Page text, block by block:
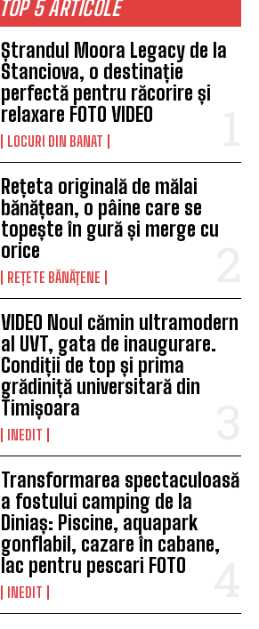
TOP 5 ARTICOLE
Ștrandul Moora Legacy de la
Stanciova, o destinație
perfectă pentru răcorire și
relaxare FOTO VIDEO
LOCURI DIN BANAT
Rețeta originală de mălai
bănățean, o pâine care se
topește în gură și merge cu
orice
REȚETE BĂNĂȚENE
VIDEO Noul cămin ultramodern
al UVT, gata de inaugurare.
Condiții de top și prima
grădiniță universitară din
Timișoara
INEDIT
Transformarea spectaculoasă
a fostului camping de la
Diniaș: Piscine, aquapark
gonflabil, cazare în cabane,
lac pentru pescari FOTO
INEDIT